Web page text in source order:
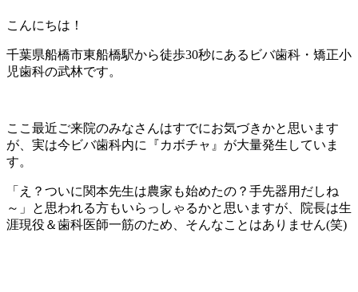
こんにちは！
千葉県船橋市東船橋駅から徒歩30秒にあるビバ歯科・矯正小
児歯科の武林です。
ここ最近ご来院のみなさんはすでにお気づきかと思います
が、実は今ビバ歯科内に『カボチャ』が大量発生していま
す。
「え？ついに関本先生は農家も始めたの？手先器用だしね
～」と思われる方もいらっしゃるかと思いますが、院長は生
涯現役＆歯科医師一筋のため、そんなことはありません(笑)